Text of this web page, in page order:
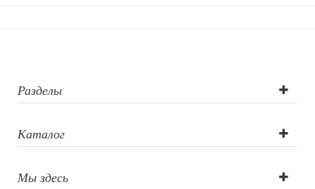
Разделы
Каталог
Мы здесь